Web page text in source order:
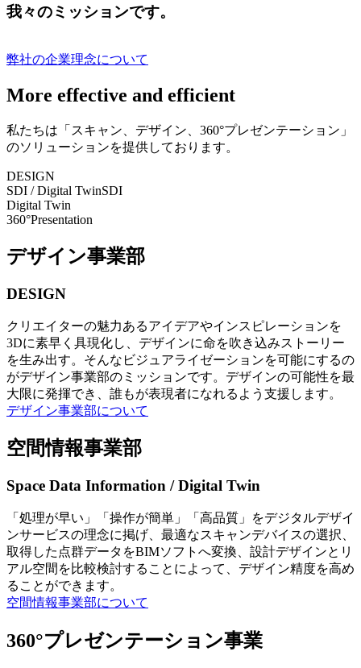
我々のミッションです。
弊社の企業理念について
More effective and efficient
私たちは「スキャン、デザイン、360°プレゼンテーション」
のソリューションを提供しております。
DESIGN
SDI / Digital TwinSDI
Digital Twin
360°Presentation
デザイン事業部
DESIGN
クリエイターの魅力あるアイデアやインスピレーションを
3Dに素早く具現化し、デザインに命を吹き込みストーリー
を生み出す。そんなビジュアライゼーションを可能にするの
がデザイン事業部のミッションです。デザインの可能性を最
大限に発揮でき、誰もが表現者になれるよう支援します。
デザイン事業部について
空間情報事業部
Space Data Information / Digital Twin
「処理が早い」「操作が簡単」「高品質」をデジタルデザイ
ンサービスの理念に掲げ、最適なスキャンデバイスの選択、
取得した点群データをBIMソフトへ変換、設計デザインとリ
アル空間を比較検討することによって、デザイン精度を高め
ることができます。
空間情報事業部について
360°プレゼンテーション事業